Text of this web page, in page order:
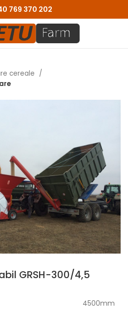
769 370 202
cereale
GRSH-300/4,5
4500mm